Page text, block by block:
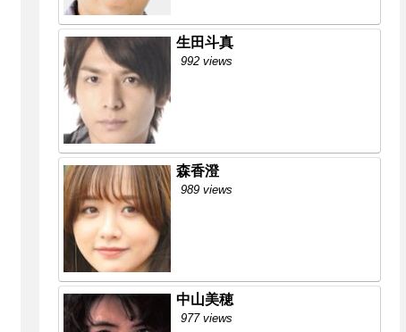
生田斗真
992 views
森香澄
989 views
中山美穂
977 views